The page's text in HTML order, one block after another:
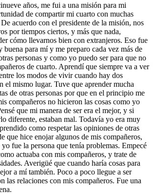
años, me fui a una misión para mi
de compartir mi cuarto con muchas
acuerdo con el presidente de la misión, nos
por tiempos ciertos, y más que nada,
cómo llevarnos bien con extranjeros. Eso fue
buena para mí y me preparo cada vez más de
personas y como yo puedo ser para que no
de cuarto. Aprendí que siempre va a ver
los modos de vivir cuando hay dos
el mismo lugar. Tuve que aprender mucha
de otras personas por que en el principio me
compañeros no hicieron las cosas como yo
que mi manera de ser era el mejor, y si
diferente, estaban mal. Todavía yo era muy
como respetar las opiniones de otras
que hice enojar algunos de mis compañeros,
fue la persona que tenía problemas. Empecé
actuaba con mis compañeros, y trate de
Averigüé que cuando haría cosas para
a mí también. Poco a poco llegue a ser
las relaciones con mis compañeros. Fue una